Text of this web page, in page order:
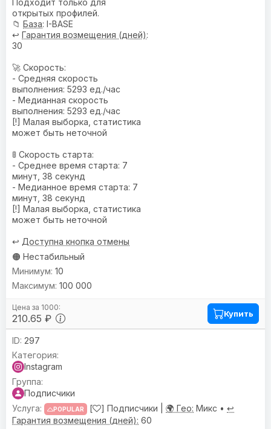
открытых профилей.
📁 База: I-BASE
↩️ Гарантия возмещения (дней):
30
🚀 Скорость:
- Средняя скорость
выполнения: 5293 ед./час
- Медианная скорость
выполнения: 5293 ед./час
[!] Малая выборка, статистика
может быть неточной
🚦 Скорость старта:
- Среднее время старта: 7
минут, 38 секунд
- Медианное время старта: 7
минут, 38 секунд
[!] Малая выборка, статистика
может быть неточной
↩️ Доступна кнопка отмены
🟠 Нестабильный
210.65 ₽
10
100 000
Купить
297
Instagram
Подписчики
POPULAR [ ] Подписчики | 🌍 Гео: Микс • ↩️
Гарантия возмещения (дней): 60